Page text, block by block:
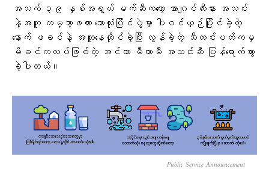
အသက် ၃၉ နှစ်အရွယ် မက်ဆီကတော့ အာဂျင်တီးနား အသင်း
နဲ့အတူ ကမ္ဘာ့ဖလား ဘောလုံးပြိုင်ပွဲမှာ ပါဝင်ယှဉ်ပြိုင်ခဲ့တဲ့
နောက် ဖခင်နဲ့ အတူနေထိုင်ခဲ့ပြီး လွန်ခဲ့တဲ့ သီတင်းပတ်ကမှ
မိခင်ကလပ်ဖြစ်တဲ့ အင်တာ မီယာမီ အသင်းဆီ ပြန်ရောက်သွား
ခဲ့ပါတယ်။
Public Service Announcement